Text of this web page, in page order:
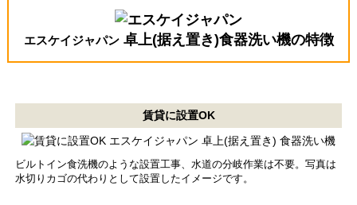
エスケイジャパン卓上(据え置き)食器洗い機の特徴
賃貸に設置OK
ビルトイン食洗機のような設置工事、水道の分岐作業は不要。写真は
水切りカゴの代わりとして設置したイメージです。